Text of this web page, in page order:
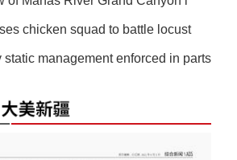
县：乡村采摘游成农民增收新途径
chicken squad to battle locust
static management enforced in parts